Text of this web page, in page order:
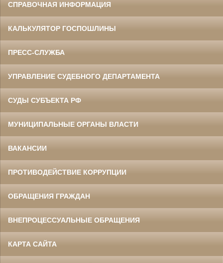
СПРАВОЧНАЯ ИНФОРМАЦИЯ
КАЛЬКУЛЯТОР ГОСПОШЛИНЫ
ПРЕСС-СЛУЖБА
УПРАВЛЕНИЕ СУДЕБНОГО ДЕПАРТАМЕНТА
СУДЫ СУБЪЕКТА РФ
МУНИЦИПАЛЬНЫЕ ОРГАНЫ ВЛАСТИ
ВАКАНСИИ
ПРОТИВОДЕЙСТВИЕ КОРРУПЦИИ
ОБРАЩЕНИЯ ГРАЖДАН
ВНЕПРОЦЕССУАЛЬНЫЕ ОБРАЩЕНИЯ
КАРТА САЙТА